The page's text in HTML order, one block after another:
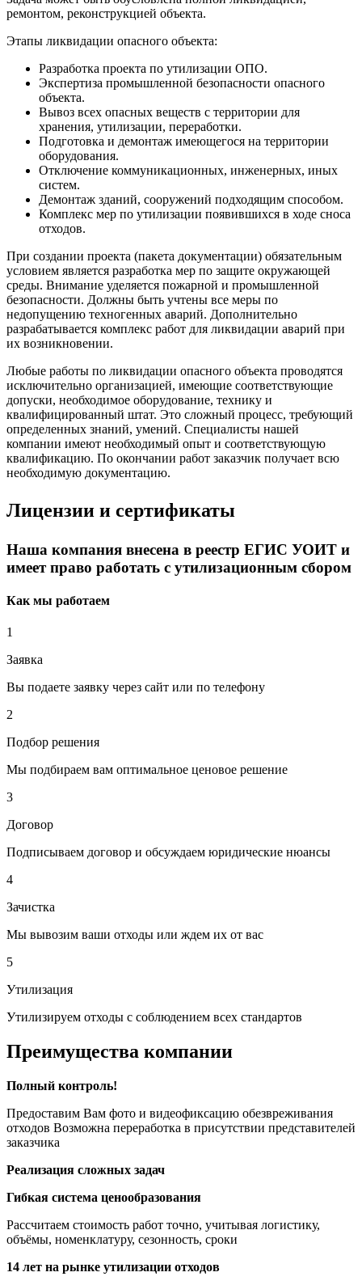
ремонтом, реконструкцией объекта.
Этапы ликвидации опасного объекта:
Разработка проекта по утилизации ОПО.
Экспертиза промышленной безопасности опасного
объекта.
Вывоз всех опасных веществ с территории для
хранения, утилизации, переработки.
Подготовка и демонтаж имеющегося на территории
оборудования.
Отключение коммуникационных, инженерных, иных
систем.
Демонтаж зданий, сооружений подходящим способом.
Комплекс мер по утилизации появившихся в ходе сноса
отходов.
При создании проекта (пакета документации) обязательным
условием является разработка мер по защите окружающей
среды. Внимание уделяется пожарной и промышленной
безопасности. Должны быть учтены все меры по
недопущению техногенных аварий. Дополнительно
разрабатывается комплекс работ для ликвидации аварий при
их возникновении.
Любые работы по ликвидации опасного объекта проводятся
исключительно организацией, имеющие соответствующие
допуски, необходимое оборудование, технику и
квалифицированный штат. Это сложный процесс, требующий
определенных знаний, умений. Специалисты нашей
компании имеют необходимый опыт и соответствующую
квалификацию. По окончании работ заказчик получает всю
необходимую документацию.
Лицензии и сертификаты
Наша компания внесена в реестр ЕГИС УОИТ и
имеет право работать с утилизационным сбором
Как мы работаем
1
Заявка
Вы подаете заявку через сайт или по телефону
2
Подбор решения
Мы подбираем вам оптимальное ценовое решение
3
Договор
Подписываем договор и обсуждаем юридические нюансы
4
Зачистка
Мы вывозим ваши отходы или ждем их от вас
5
Утилизация
Утилизируем отходы с соблюдением всех стандартов
Преимущества компании
Полный контроль!
Предоставим Вам фото и видеофиксацию обезвреживания
отходов Возможна переработка в присутствии представителей
заказчика
Реализация сложных задач
Гибкая система ценообразования
Рассчитаем стоимость работ точно, учитывая логистику,
объёмы, номенклатуру, сезонность, сроки
14 лет на рынке утилизации отходов